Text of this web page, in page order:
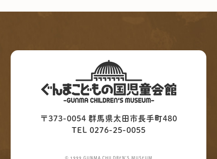
〒373-0054 群馬県太田市長手町480
TEL 0276-25-0055
© 1999 GUNMA CHILDREN'S MUSEUM